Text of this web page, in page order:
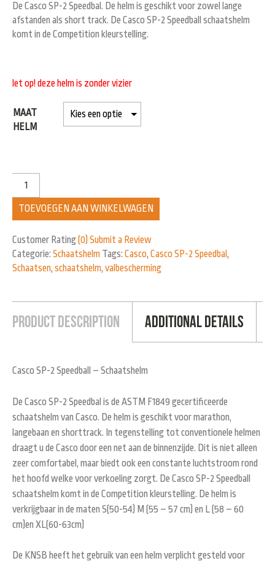
De Casco SP-2 Speedbal. De helm is geschikt voor zowel lange
afstanden als short track. De Casco SP-2 Speedball schaatshelm
komt in de Competition kleurstelling.
let op! deze helm is zonder vizier
MAAT
HELM
TOEVOEGEN AAN WINKELWAGEN
Customer Rating(0) Submit a Review
Categorie: Schaatshelm Tags: Casco, Casco SP-2 Speedbal,
Schaatsen, schaatshelm, valbescherming
Product Description Additional Details
Casco SP-2 Speedball – Schaatshelm
De Casco SP-2 Speedbal is de ASTM F1849 gecertificeerde
schaatshelm van Casco. De helm is geschikt voor marathon,
langebaan en shorttrack. In tegenstelling tot conventionele helmen
draagt u de Casco door een net aan de binnenzijde. Dit is niet alleen
zeer comfortabel, maar biedt ook een constante luchtstroom rond
het hoofd welke voor verkoeling zorgt. De Casco SP-2 Speedball
schaatshelm komt in de Competition kleurstelling. De helm is
verkrijgbaar in de maten S(50-54) M (55 – 57 cm) en L (58 – 60
cm)en XL(60-63cm)
De KNSB heeft het gebruik van een helm verplicht gesteld voor